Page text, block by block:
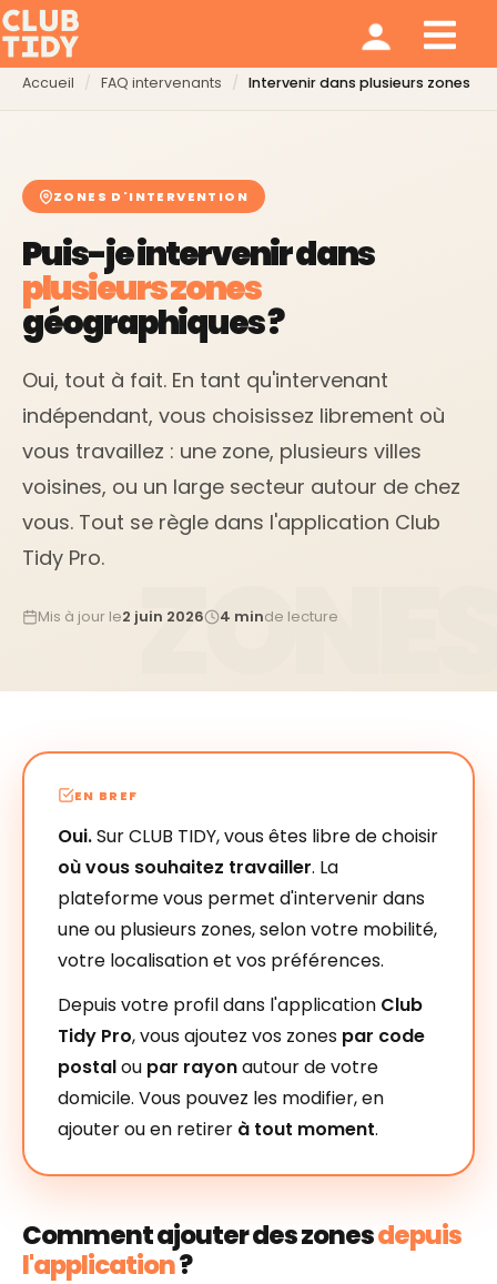
Accueil FAQ intervenants Intervenir dans plusieurs zones
ZONES D'INTERVENTION
Puis-je intervenir dans
plusieurs zones
géographiques ?
Oui, tout à fait. En tant qu'intervenant
indépendant, vous choisissez librement où
vous travaillez : une zone, plusieurs villes
voisines, ou un large secteur autour de chez
vous. Tout se règle dans l'application Club
Tidy Pro.
Mis à jour le2 juin 2026 4 minde lecture
EN BREF
Oui.Sur CLUB TIDY, vous êtes libre de choisir
où vous souhaitez travailler. La
plateforme vous permet d'intervenir dans
une ou plusieurs zones, selon votre mobilité,
votre localisation et vos préférences.
Depuis votre profil dans l'application Club
Tidy Pro, vous ajoutez vos zones par code
postalou par rayonautour de votre
domicile. Vous pouvez les modifier, en
ajouter ou en retirer à tout moment.
Comment ajouter des zonesdepuis
l'application?